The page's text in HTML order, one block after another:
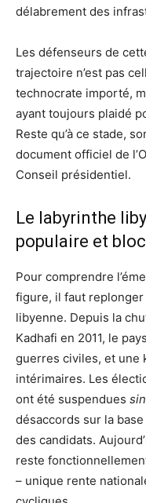
délabrement des
Les défenseurs de
trajectoire n’est pas
technocrate importé,
ayant toujours plaidé
Reste qu’à ce stade,
document officiel de
Conseil présidentiel.
Le labyrinthe
populaire et
Pour comprendre
figure, il faut replonger
libyenne. Depuis la
Kadhafi en 2011, le
guerres civiles, et une
intérimaires. Les
ont été suspendues
désaccords sur la
des candidats.
reste
– unique rente